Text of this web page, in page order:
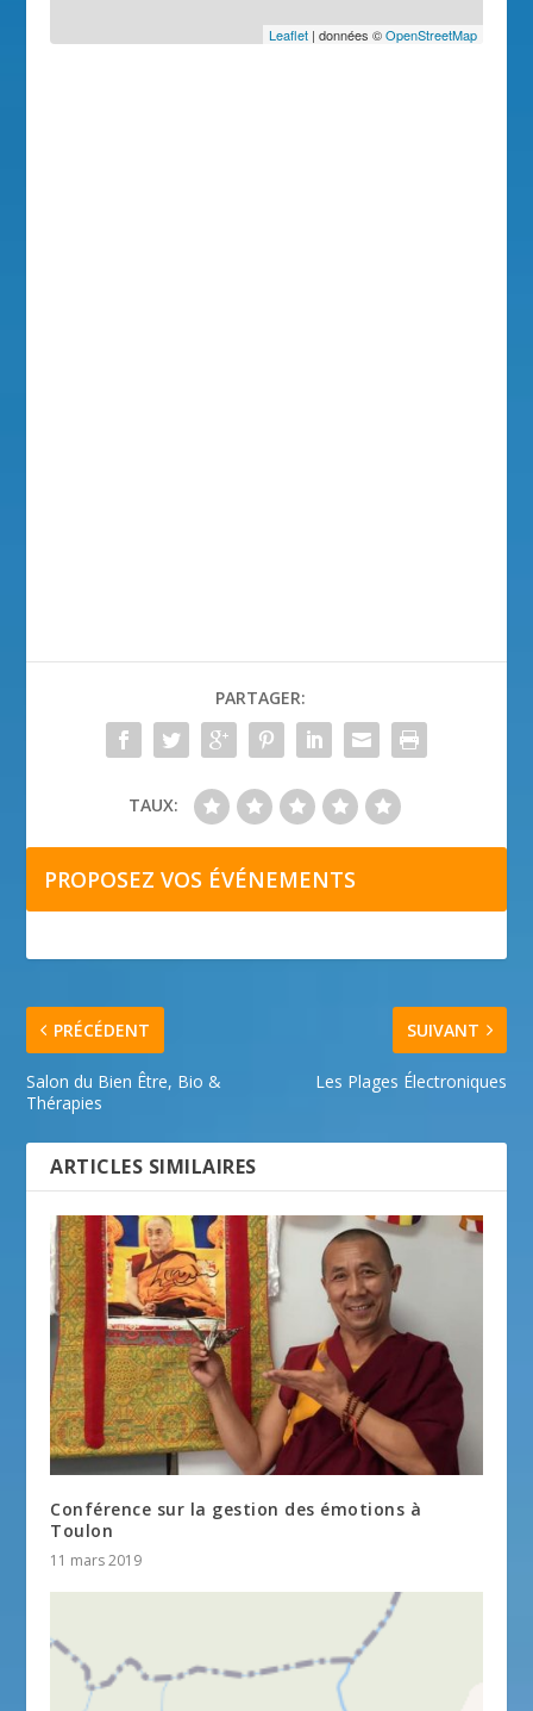
Leaflet| données ©OpenStreetMap
PARTAGER:
TAUX:
PROPOSEZ VOS ÉVÉNEMENTS
PRÉCÉDENT
Salon du Bien Être, Bio &
Thérapies
SUIVANT
Les Plages Électroniques
ARTICLES SIMILAIRES
Conférence sur la gestion des émotions à
Toulon
11 mars 2019